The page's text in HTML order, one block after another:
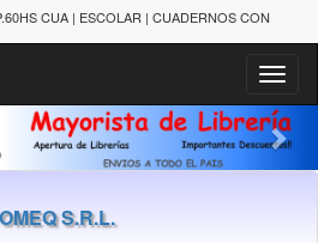
CUA | ESCOLAR | CUADERNOS CON
S.R.L.